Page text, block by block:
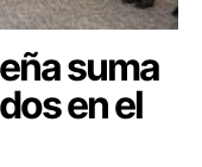
suma
en el